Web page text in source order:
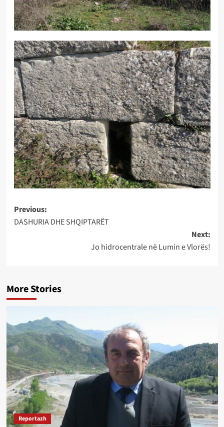
Post
navigation
Previous:
DASHURIA DHE SHQIPTARËT
Next:
Jo hidrocentrale në Lumin e Vlorës!
More Stories
Reportazh